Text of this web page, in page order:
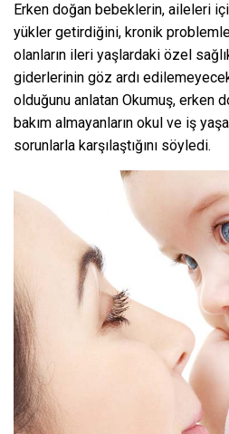
Erken doğan bebeklerin, aileleri
yükler getirdiğini, kronik
olanların ileri yaşlardaki özel
giderlerinin göz ardı
olduğunu anlatan Okumuş, erken
bakım almayanların okul ve iş
sorunlarla karşılaştığını söyledi.